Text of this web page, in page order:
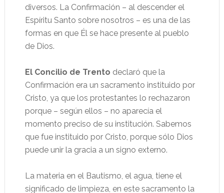
diversos. La Confirmación – al descender el
Espíritu Santo sobre nosotros – es una de las
formas en que Él se hace presente al pueblo
de Dios.
El Concilio de Trento declaró que la
Confirmación era un sacramento instituido por
Cristo, ya que los protestantes lo rechazaron
porque – según ellos – no aparecía el
momento preciso de su institución. Sabemos
que fue instituido por Cristo, porque sólo Dios
puede unir la gracia a un signo externo.
La materia en el Bautismo, el agua, tiene el
significado de limpieza, en este sacramento la